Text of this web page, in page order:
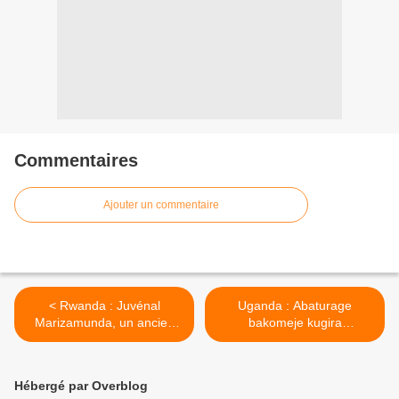
Commentaires
Ajouter un commentaire
< Rwanda : Juvénal
Marizamunda, un ancien
membre des FAR,
Uganda : Abaturage
bakomeje kugira
impungenge ku buzima bwa
Hébergé par Overblog